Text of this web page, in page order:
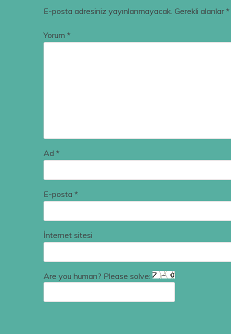
E-posta adresiniz yayınlanmayacak. Gerekli alanlar*
Yorum *
Ad *
E-posta *
İnternet sitesi
Are you human? Please solve: